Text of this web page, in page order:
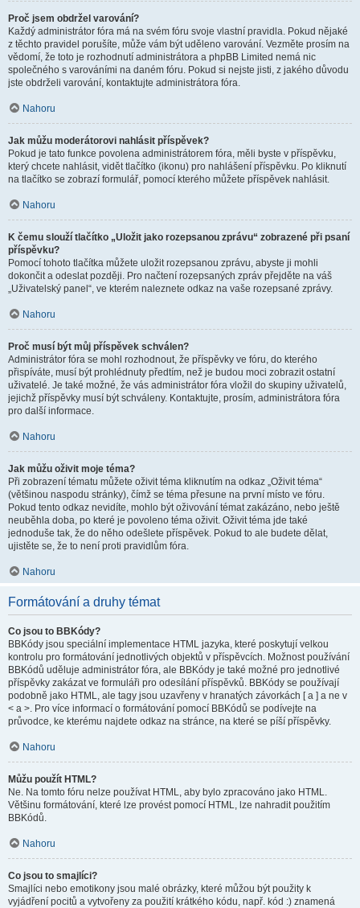
Proč jsem obdržel varování?
Každý administrátor fóra má na svém fóru svoje vlastní pravidla. Pokud nějaké
z těchto pravidel porušíte, může vám být uděleno varování. Vezměte prosím na
vědomí, že toto je rozhodnutí administrátora a phpBB Limited nemá nic
společného s varováními na daném fóru. Pokud si nejste jisti, z jakého důvodu
jste obdrželi varování, kontaktujte administrátora fóra.
Nahoru
Jak můžu moderátorovi nahlásit příspěvek?
Pokud je tato funkce povolena administrátorem fóra, měli byste v příspěvku,
který chcete nahlásit, vidět tlačítko (ikonu) pro nahlášení příspěvku. Po kliknutí
na tlačítko se zobrazí formulář, pomocí kterého můžete příspěvek nahlásit.
Nahoru
K čemu slouží tlačítko „Uložit jako rozepsanou zprávu“ zobrazené při psaní
příspěvku?
Pomocí tohoto tlačítka můžete uložit rozepsanou zprávu, abyste ji mohli
dokončit a odeslat později. Pro načtení rozepsaných zpráv přejděte na váš
„Uživatelský panel“, ve kterém naleznete odkaz na vaše rozepsané zprávy.
Nahoru
Proč musí být můj příspěvek schválen?
Administrátor fóra se mohl rozhodnout, že příspěvky ve fóru, do kterého
přispíváte, musí být prohlédnuty předtím, než je budou moci zobrazit ostatní
uživatelé. Je také možné, že vás administrátor fóra vložil do skupiny uživatelů,
jejichž příspěvky musí být schváleny. Kontaktujte, prosím, administrátora fóra
pro další informace.
Nahoru
Jak můžu oživit moje téma?
Při zobrazení tématu můžete oživit téma kliknutím na odkaz „Oživit téma“
(většinou naspodu stránky), čímž se téma přesune na první místo ve fóru.
Pokud tento odkaz nevidíte, mohlo být oživování témat zakázáno, nebo ještě
neuběhla doba, po které je povoleno téma oživit. Oživit téma jde také
jednoduše tak, že do něho odešlete příspěvek. Pokud to ale budete dělat,
ujistěte se, že to není proti pravidlům fóra.
Nahoru
Formátování a druhy témat
Co jsou to BBKódy?
BBKódy jsou speciální implementace HTML jazyka, které poskytují velkou
kontrolu pro formátování jednotlivých objektů v příspěvcích. Možnost používání
BBKódů uděluje administrátor fóra, ale BBKódy je také možné pro jednotlivé
příspěvky zakázat ve formuláři pro odesílání příspěvků. BBKódy se používají
podobně jako HTML, ale tagy jsou uzavřeny v hranatých závorkách [ a ] a ne v
< a >. Pro více informací o formátování pomocí BBKódů se podívejte na
průvodce, ke kterému najdete odkaz na stránce, na které se píší příspěvky.
Nahoru
Můžu použít HTML?
Ne. Na tomto fóru nelze používat HTML, aby bylo zpracováno jako HTML.
Většinu formátování, které lze provést pomocí HTML, lze nahradit použitím
BBKódů.
Nahoru
Co jsou to smajlíci?
Smajlíci nebo emotikony jsou malé obrázky, které můžou být použity k
vyjádření pocitů a vytvořeny za použití krátkého kódu, např. kód :) znamená